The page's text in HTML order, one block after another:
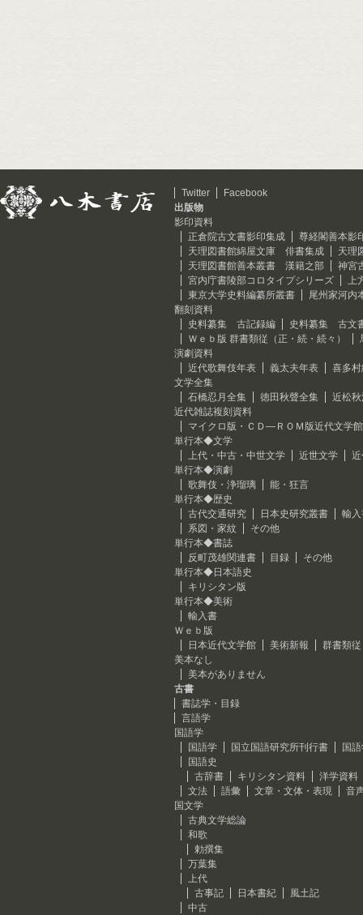
Twitter
Facebook
出版物
影印資料
正倉院古文書影印集成
尊経閣善本影
天理図書館綿屋文庫 俳書集成
天理
天理図書館善本叢書 漢籍之部
神宮
宮内庁書陵部コロタイプシリーズ
上
東京大学史料編纂所叢書
尾州家河内
翻刻資料
史料纂集 古記録編
史料纂集 古文
Ｗｅｂ版 群書類従（正・続・続々）
演劇資料
近代歌舞伎年表
義太夫年表
喜多
文学全集
石橋忍月全集
徳田秋聲全集
近松
近代雑誌複刻資料
マイクロ版・ＣＤ―ＲＯＭ版近代文学館
単行本◆文学
上代・中古・中世文学
近世文学
単行本◆演劇
歌舞伎・浄瑠璃
能・狂言
単行本◆歴史
古代交通研究
日本史研究叢書
輸
系図・家紋
その他
単行本◆書誌
反町茂雄関連書
目録
その他
単行本◆日本語史
キリシタン版
単行本◆美術
輸入書
Ｗｅｂ版
日本近代文学館
美術新報
群書類
美本なし
美本がありません
古書
書誌学・目録
言語学
国語学
国語学
国立国語研究所刊行書
国
国語史
古辞書
キリシタン資料
洋学資料
文法
語彙 文章・文体・表現
音
国文学
古典文学総論
和歌
勅撰集
万葉集
上代
古事記
日本書紀
風土記
中古